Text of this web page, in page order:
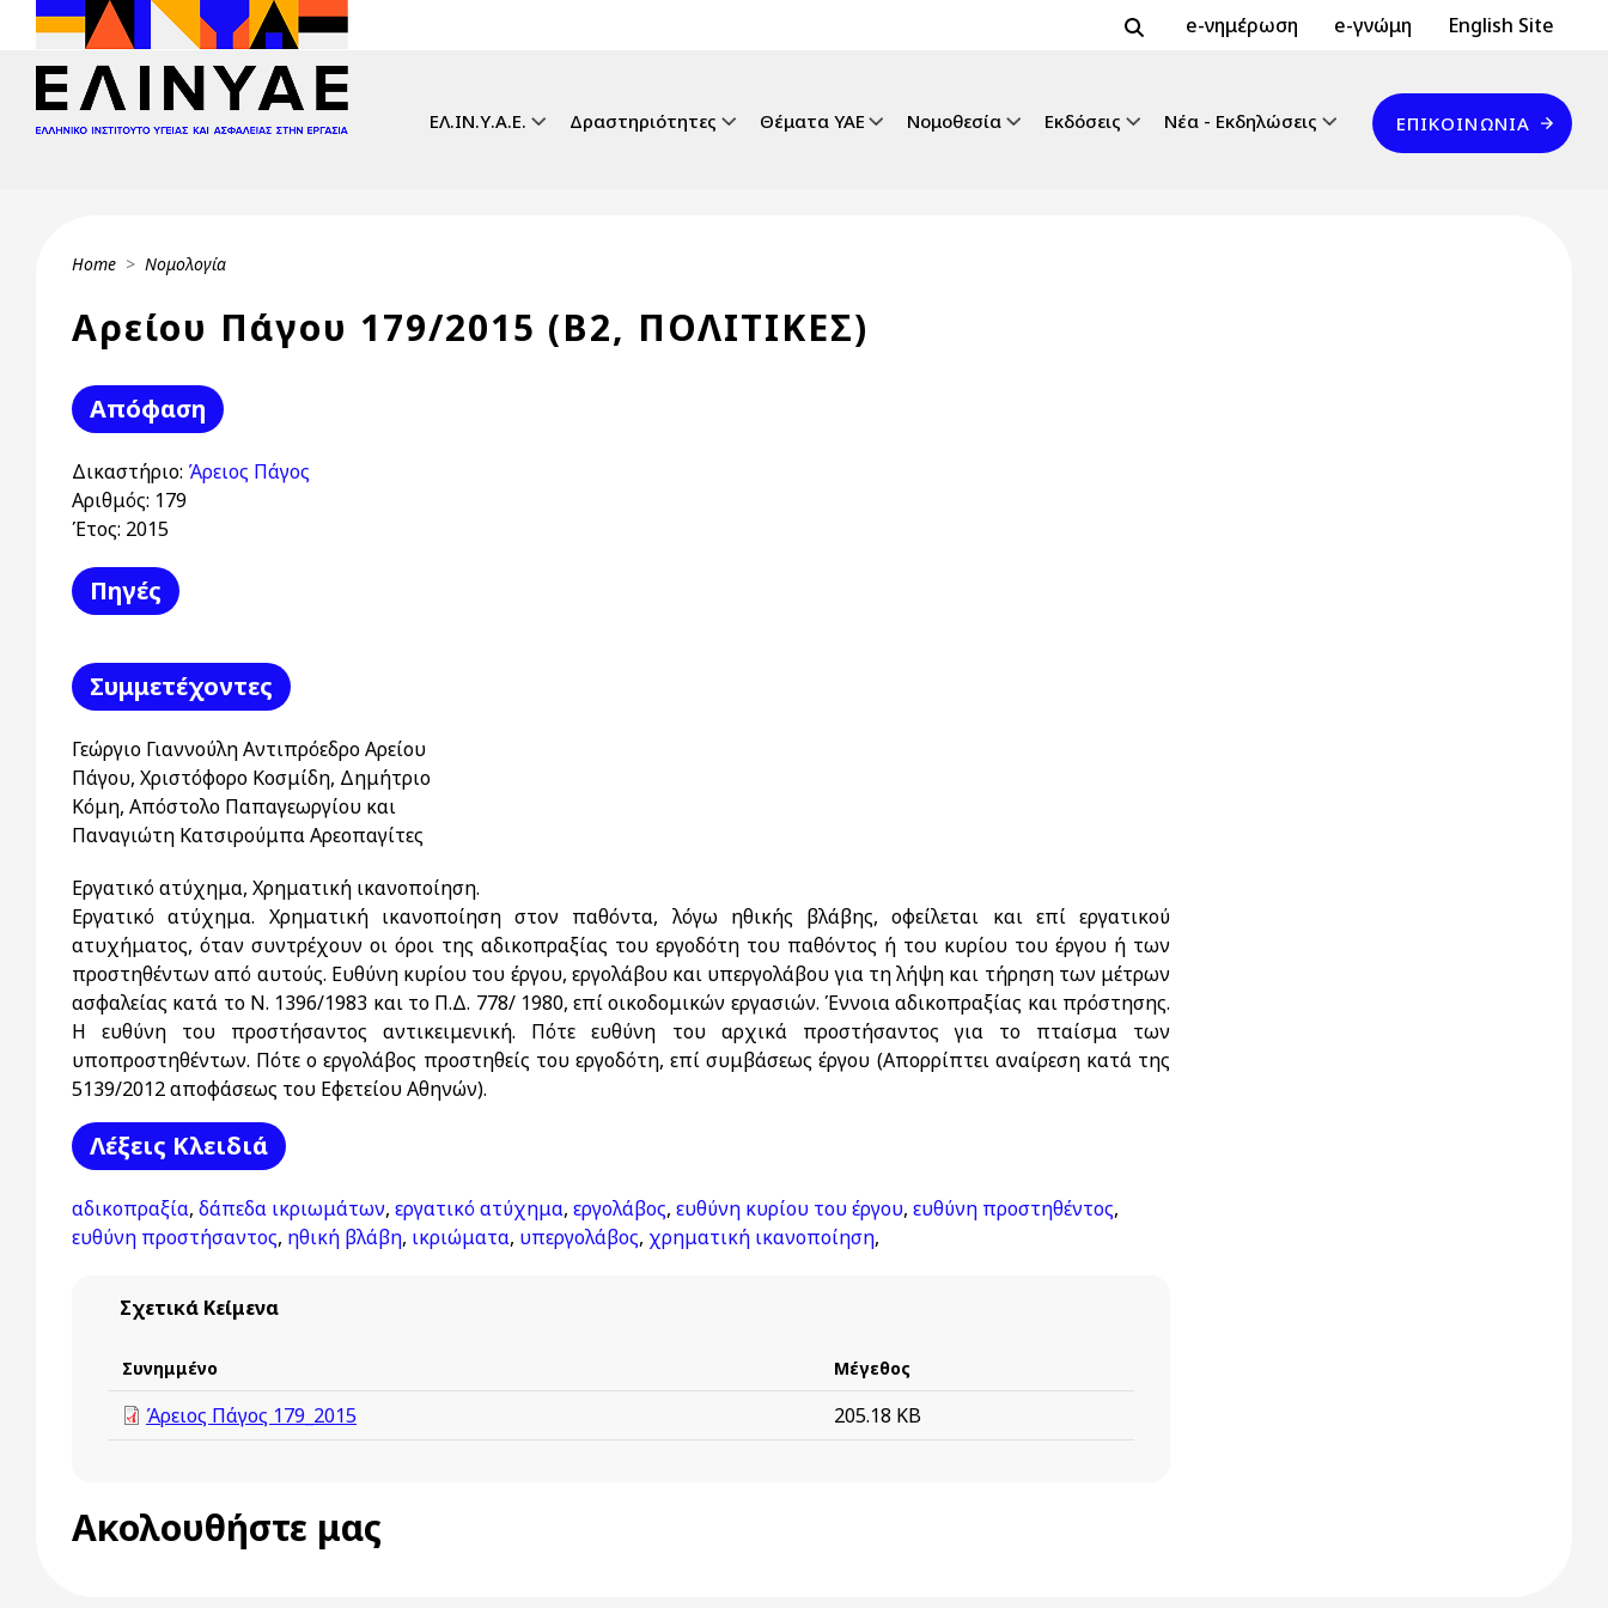
Skip to main content Header Top 2
e-νημέρωση e-γνώμη Header Top
English Site
ΕΛ.ΙΝ.Υ.Α.Ε. Δραστηριότητες Θέματα ΥΑΕ Νομοθεσία Εκδόσεις Νέα - Εκδηλώσεις
Επικοινωνία
ΕΠΙΚΟΙΝΩΝΊΑ
Breadcrumb
Home Νομολογία
Αρείου Πάγου 179/2015 (Β2, ΠΟΛΙΤΙΚΕΣ)
Απόφαση
Δικαστήριο: Άρειος Πάγος
Αριθμός: 179
Έτος: 2015
Πηγές
Συμμετέχοντες
Γεώργιο Γιαννούλη Αντιπρόεδρο Αρείου
Πάγου, Χριστόφορο Κοσμίδη, Δημήτριο
Κόμη, Απόστολο Παπαγεωργίου και
Παναγιώτη Κατσιρούμπα Αρεοπαγίτες
Εργατικό ατύχημα, Χρηματική ικανοποίηση.
Εργατικό ατύχημα. Χρηματική ικανοποίηση στον παθόντα, λόγω ηθικής βλάβης, οφείλεται και επί εργατικού
ατυχήματος, όταν συντρέχουν οι όροι της αδικοπραξίας του εργοδότη του παθόντος ή του κυρίου του έργου ή των
προστηθέντων από αυτούς. Ευθύνη κυρίου του έργου, εργολάβου και υπεργολάβου για τη λήψη και τήρηση των μέτρων
ασφαλείας κατά το Ν. 1396/1983 και το Π.Δ. 778/ 1980, επί οικοδομικών εργασιών. Έννοια αδικοπραξίας και πρόστησης.
Η ευθύνη του προστήσαντος αντικειμενική. Πότε ευθύνη του αρχικά προστήσαντος για το πταίσμα των
υποπροστηθέντων. Πότε ο εργολάβος προστηθείς του εργοδότη, επί συμβάσεως έργου (Απορρίπτει αναίρεση κατά της
5139/2012 αποφάσεως του Εφετείου Αθηνών).
Λέξεις Kλειδιά
αδικοπραξία, δάπεδα ικριωμάτων, εργατικό ατύχημα, εργολάβος, ευθύνη κυρίου του έργου, ευθύνη προστηθέντος,
ευθύνη προστήσαντος, ηθική βλάβη, ικριώματα, υπεργολάβος, χρηματική ικανοποίηση,
Σχετικά Κείμενα
Συνημμένο Μέγεθος
Άρειος Πάγος 179_2015 205.18 KB
Ακολουθήστε μας